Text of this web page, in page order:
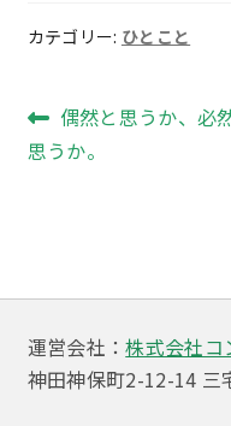
カテゴリー: ひとこと
投
稿
ゲ
ー
シ
前
の
偶然と思うか、必
思うか。
運営会社：株式会社コ
神田神保町2-12-14 三